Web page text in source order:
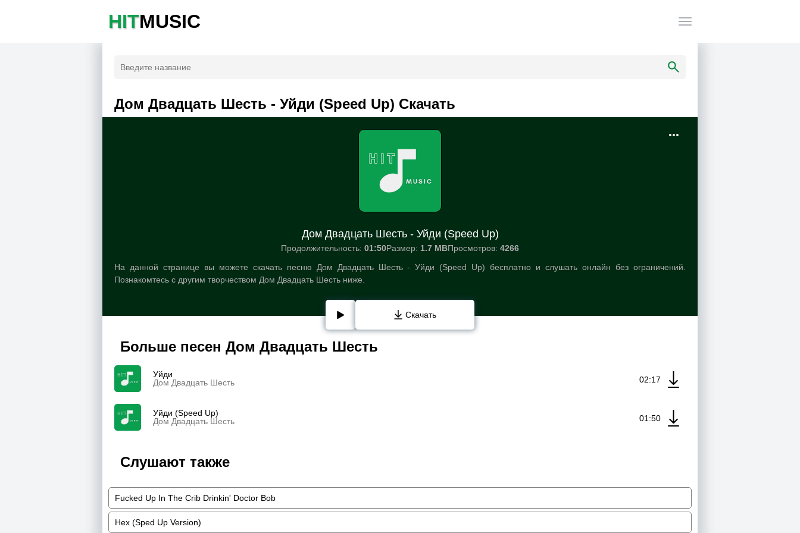
HITMUSIC
Дом Двадцать Шесть - Уйди (Speed Up) Скачать
Дом Двадцать Шесть - Уйди (Speed Up)
Продолжительность: 01:50Размер: 1.7 MBПросмотров: 4266
На данной странице вы можете скачать песню Дом Двадцать Шесть - Уйди (Speed Up) бесплатно и слушать онлайн без ограничений.
Познакомтесь с другим творчеством Дом Двадцать Шесть ниже.
Скачать
Больше песен Дом Двадцать Шесть
Уйди
Дом Двадцать Шесть
02:17
Уйди (Speed Up)
Дом Двадцать Шесть
01:50
Слушают также
Fucked Up In The Crib Drinkin' Doctor Bob
Hex (Sped Up Version)